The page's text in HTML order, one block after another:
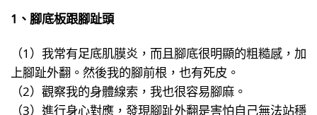
1、腳底板跟腳趾頭
（1）我常有足底肌膜炎，而且腳底很明顯的粗糙感，加
上腳趾外翻。然後我的腳前根，也有死皮。
（2）觀察我的身體線索，我也很容易腳麻。
（3）進行身心對應，發現腳趾外翻是害怕自己無法站穩